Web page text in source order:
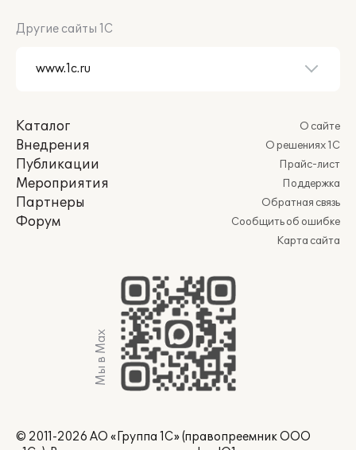
Другие сайты 1С
Каталог
Внедрения
Публикации
Мероприятия
Партнеры
Форум
О сайте
О решениях 1С
Прайс-лист
Поддержка
Обратная связь
Сообщить об ошибке
Карта сайта
Мы в Max
© 2011-2026 АО «Группа 1С» (правопреемник ООО